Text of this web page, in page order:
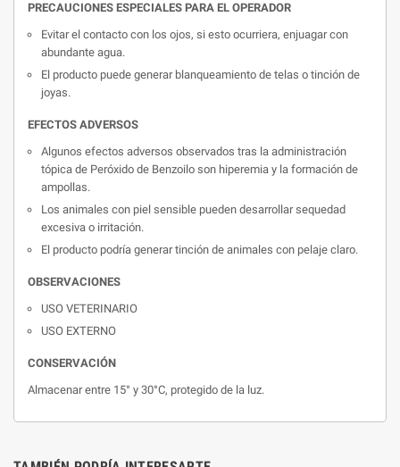
PRECAUCIONES ESPECIALES PARA EL OPERADOR
Evitar el contacto con los ojos, si esto ocurriera, enjuagar con
abundante agua.
El producto puede generar blanqueamiento de telas o tinción de
joyas.
EFECTOS ADVERSOS
Algunos efectos adversos observados tras la administración
tópica de Peróxido de Benzoilo son hiperemia y la formación de
ampollas.
Los animales con piel sensible pueden desarrollar sequedad
excesiva o irritación.
El producto podría generar tinción de animales con pelaje claro.
OBSERVACIONES
USO VETERINARIO
USO EXTERNO
CONSERVACIÓN
Almacenar entre 15° y 30°C, protegido de la luz.